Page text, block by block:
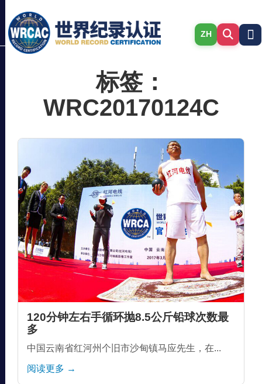
ZH
标签：
WRC20170124C
120分钟左右手循环抛8.5公斤铅球次数最
多
中国云南省红河州个旧市沙甸镇马应先生，在...
阅读更多 →